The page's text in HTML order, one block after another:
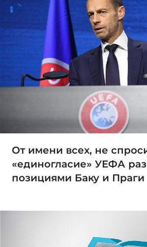
От имени всех, не
«единогласие» УЕФА
позициями Баку и Праги